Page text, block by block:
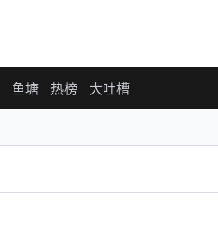
鱼塘 热榜 大吐槽